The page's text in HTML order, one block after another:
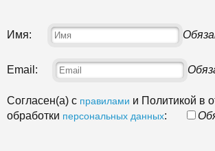
Имя:
Email:
Согласен(а) с правилами и Политикой в
обработки персональных данных: